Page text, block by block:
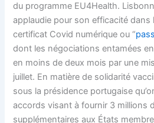
du programme EU4Health.
applaudie pour son efficacité dans
certificat Covid numérique ou “
dont les négociations entamées
en moins de deux mois par une
juillet. En matière de solidarité
sous la présidence portugaise
accords visant à fournir 3 millions
supplémentaires aux États